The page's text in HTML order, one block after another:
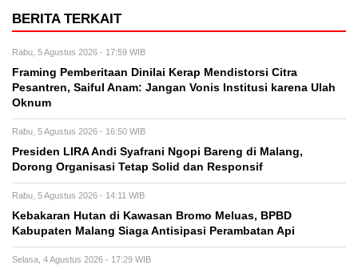
BERITA TERKAIT
Rabu, 5 Agustus 2026 - 17:59 WIB
Framing Pemberitaan Dinilai Kerap Mendistorsi Citra
Pesantren, Saiful Anam: Jangan Vonis Institusi karena Ulah
Oknum
Rabu, 5 Agustus 2026 - 16:50 WIB
Presiden LIRA Andi Syafrani Ngopi Bareng di Malang,
Dorong Organisasi Tetap Solid dan Responsif
Rabu, 5 Agustus 2026 - 14:11 WIB
Kebakaran Hutan di Kawasan Bromo Meluas, BPBD
Kabupaten Malang Siaga Antisipasi Perambatan Api
Selasa, 4 Agustus 2026 - 17:29 WIB